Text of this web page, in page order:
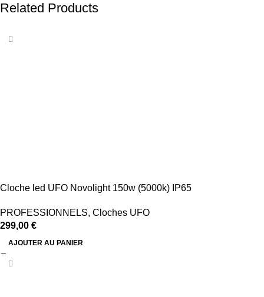
Related Products
Cloche led UFO Novolight 150w (5000k) IP65
PROFESSIONNELS, Cloches UFO
299,00 €
AJOUTER AU PANIER